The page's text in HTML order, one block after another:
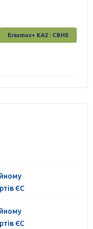
Erasmus+ КА2 : СВНЕ
ЄС
ЄС